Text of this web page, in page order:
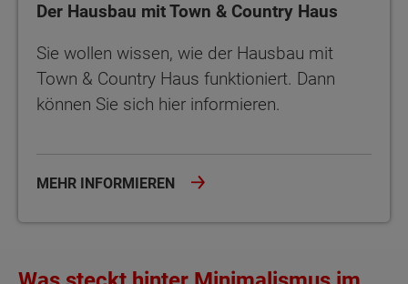
Der Hausbau mit Town & Country Haus
Sie wollen wissen, wie der Hausbau mit
Town & Country Haus funktioniert. Dann
können Sie sich hier informieren.
MEHR INFORMIEREN